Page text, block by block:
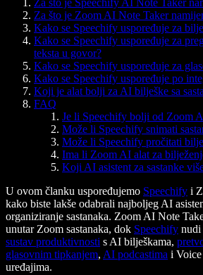
Za što je Zoom AI Note Taker
Kako se Speechify uspoređuje za
Kako se Speechify uspoređuje za
teksta u govor?
Kako se Speechify uspoređuje za
Kako se Speechify uspoređuje po
Koji je alat bolji za AI bilješke sa
FAQ
Je li Speechify bolji od Zoom
Može li Speechify snimati
Može li Speechify pročitati
Ima li Zoom AI alat za
Koji AI asistent za sastanke
U ovom članku uspoređujemo Speechify i
kako biste lakše odabrali najboljeg AI
organiziranje sastanaka. Zoom AI Note
unutar Zoom sastanaka, dok Speechify nudi
sustav produktivnosti s AI bilješkama,
glasovnim tipkanjem, AI podcastima i
uređajima.